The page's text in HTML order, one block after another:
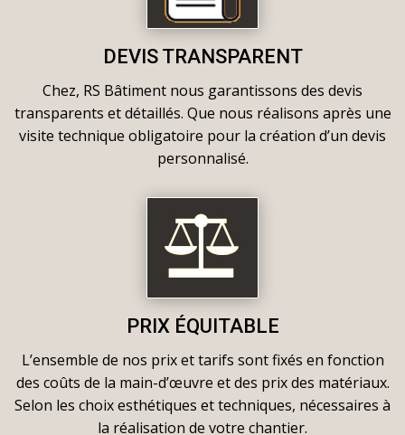
DEVIS TRANSPARENT
Chez, RS Bâtiment nous garantissons des devis
transparents et détaillés. Que nous réalisons après une
visite technique obligatoire pour la création d’un devis
personnalisé.
PRIX ÉQUITABLE
L’ensemble de nos prix et tarifs sont fixés en fonction
des coûts de la main-d’œuvre et des prix des matériaux.
Selon les choix esthétiques et techniques, nécessaires à
la réalisation de votre chantier.